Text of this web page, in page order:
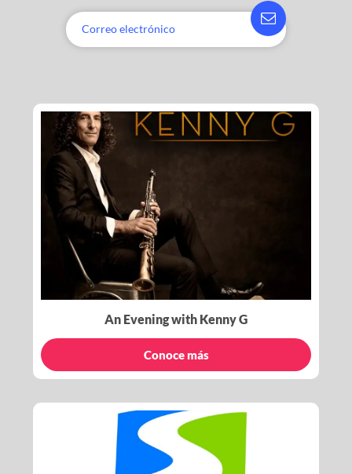
An Evening with Kenny G
Conoce más